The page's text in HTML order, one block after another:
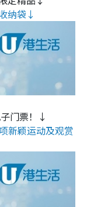
纳袋↓
门票！↓
新颖运动及观赏